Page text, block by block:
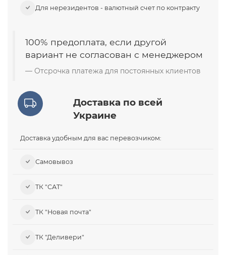
Для нерезидентов - валютный счет по контракту
100% предоплата, если другой
вариант не согласован с менеджером
Отсрочка платежа для постоянных клиентов
Доставка по всей
Украине
Доставка удобным для вас перевозчиком:
Самовывоз​
ТК "САТ"
ТК "Новая почта"
ТК "Деливери"